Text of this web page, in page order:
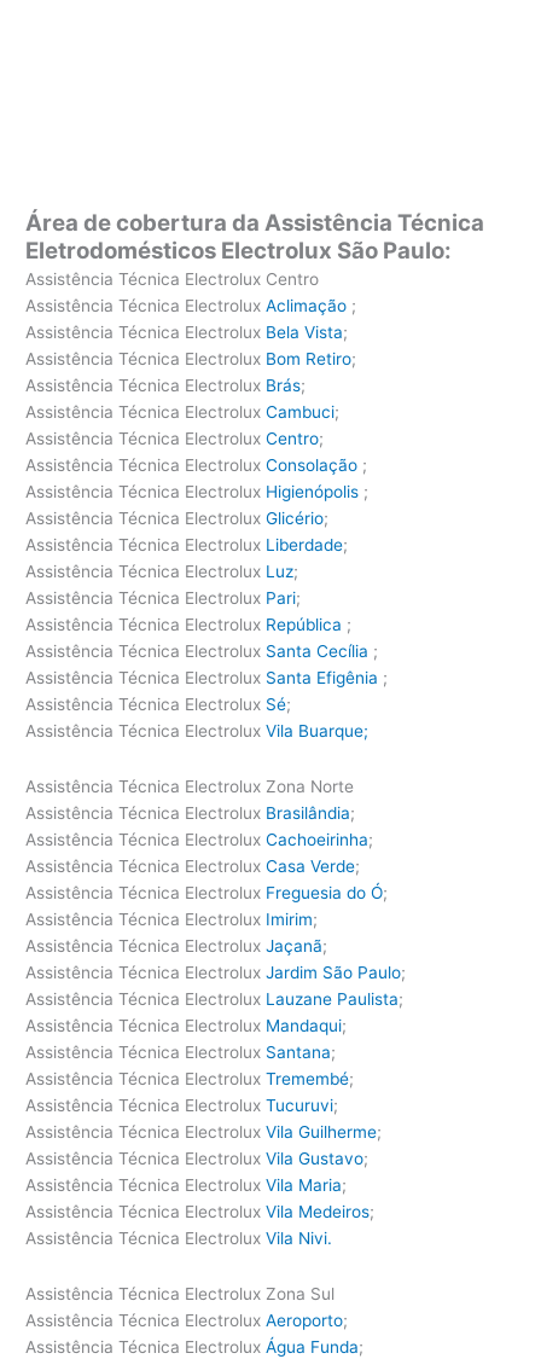
Área de cobertura da Assistência Técnica
Eletrodomésticos Electrolux São Paulo:
Assistência Técnica Electrolux Centro
Assistência Técnica ElectroluxAclimação ;
Assistência Técnica Electrolux Bela Vista;
Assistência Técnica Electrolux Bom Retiro;
Assistência Técnica Electrolux Brás;
Assistência Técnica ElectroluxCambuci;
Assistência Técnica ElectroluxCentro;
Assistência Técnica ElectroluxConsolação ;
Assistência Técnica Electrolux Higienópolis ;
Assistência Técnica ElectroluxGlicério;
Assistência Técnica Electrolux Liberdade;
Assistência Técnica Electrolux Luz;
Assistência Técnica Electrolux Pari;
Assistência Técnica Electrolux República ;
Assistência Técnica Electrolux Santa Cecília ;
Assistência Técnica Electrolux Santa Efigênia ;
Assistência Técnica Electrolux Sé;
Assistência Técnica ElectroluxVila Buarque;
Assistência Técnica Electrolux Zona Norte
Assistência Técnica Electrolux Brasilândia;
Assistência Técnica ElectroluxCachoeirinha;
Assistência Técnica ElectroluxCasa Verde;
Assistência Técnica Electrolux Freguesia do Ó;
Assistência Técnica Electrolux Imirim;
Assistência Técnica ElectroluxJaçanã;
Assistência Técnica ElectroluxJardim São Paulo;
Assistência Técnica Electrolux Lauzane Paulista;
Assistência Técnica Electrolux Mandaqui;
Assistência Técnica Electrolux Santana;
Assistência Técnica ElectroluxTremembé;
Assistência Técnica ElectroluxTucuruvi;
Assistência Técnica ElectroluxVila Guilherme;
Assistência Técnica ElectroluxVila Gustavo;
Assistência Técnica ElectroluxVila Maria;
Assistência Técnica ElectroluxVila Medeiros;
Assistência Técnica ElectroluxVila Nivi.
Assistência Técnica Electrolux Zona Sul
Assistência Técnica ElectroluxAeroporto;
Assistência Técnica ElectroluxÁgua Funda;